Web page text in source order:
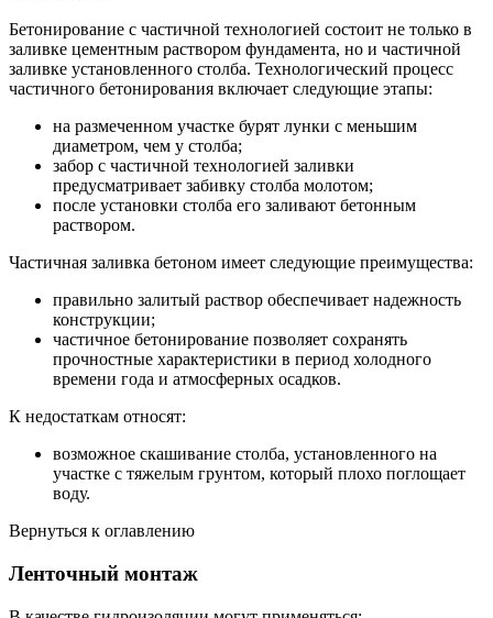
Бетонирование с частичной технологией состоит не только в
заливке цементным раствором фундамента, но и частичной
заливке установленного столба. Технологический процесс
частичного бетонирования включает следующие этапы:
на размеченном участке бурят лунки с меньшим
диаметром, чем у столба;
забор с частичной технологией заливки
предусматривает забивку столба молотом;
после установки столба его заливают бетонным
раствором.
Частичная заливка бетоном имеет следующие преимущества:
правильно залитый раствор обеспечивает надежность
конструкции;
частичное бетонирование позволяет сохранять
прочностные характеристики в период холодного
времени года и атмосферных осадков.
К недостаткам относят:
возможное скашивание столба, установленного на
участке с тяжелым грунтом, который плохо поглощает
воду.
Вернуться к оглавлению
Ленточный монтаж